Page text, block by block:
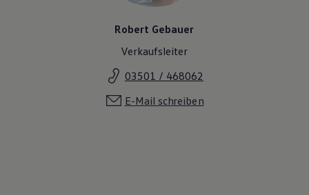
Robert Gebauer
Verkaufsleiter
03501 / 468062
E-Mail schreiben